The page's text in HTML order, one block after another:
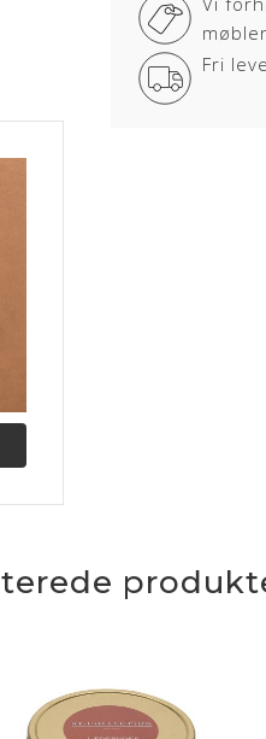
CLASSIC
Lædertypen har
møbler
Fri